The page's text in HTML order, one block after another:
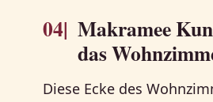
04| Makramee
das
Diese Ecke des